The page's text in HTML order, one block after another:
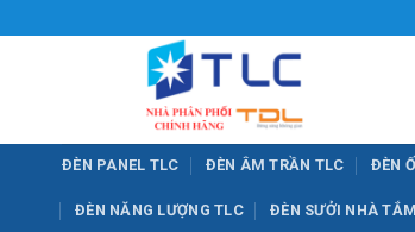
qua
ĐÈN PANEL TLC ĐÈN ÂM TRẦN TLC ĐÈN
ĐÈN NĂNG LƯỢNG TLC ĐÈN SƯỞI NHÀ